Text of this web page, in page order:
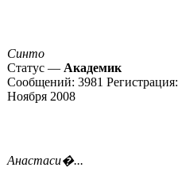
Синто
Статус — Академик
Сообщений: 3981 Регистрация:
Ноября 2008
Анастаси�...